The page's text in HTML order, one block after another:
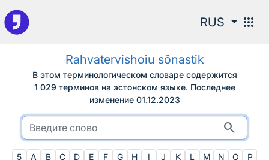
К поиску
RUS apps
Rahvatervishoiu sõnastik
В этом терминологическом словаре содержится
1 029 терминов на эстонском языке. Последнее
изменение 01.12.2023
search
5 A B C D E F G H I J K L M N O
P